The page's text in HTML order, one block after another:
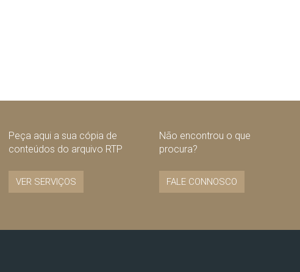
Peça aqui a sua cópia de
conteúdos do arquivo RTP
VER SERVIÇOS
Não encontrou o que
procura?
FALE CONNOSCO